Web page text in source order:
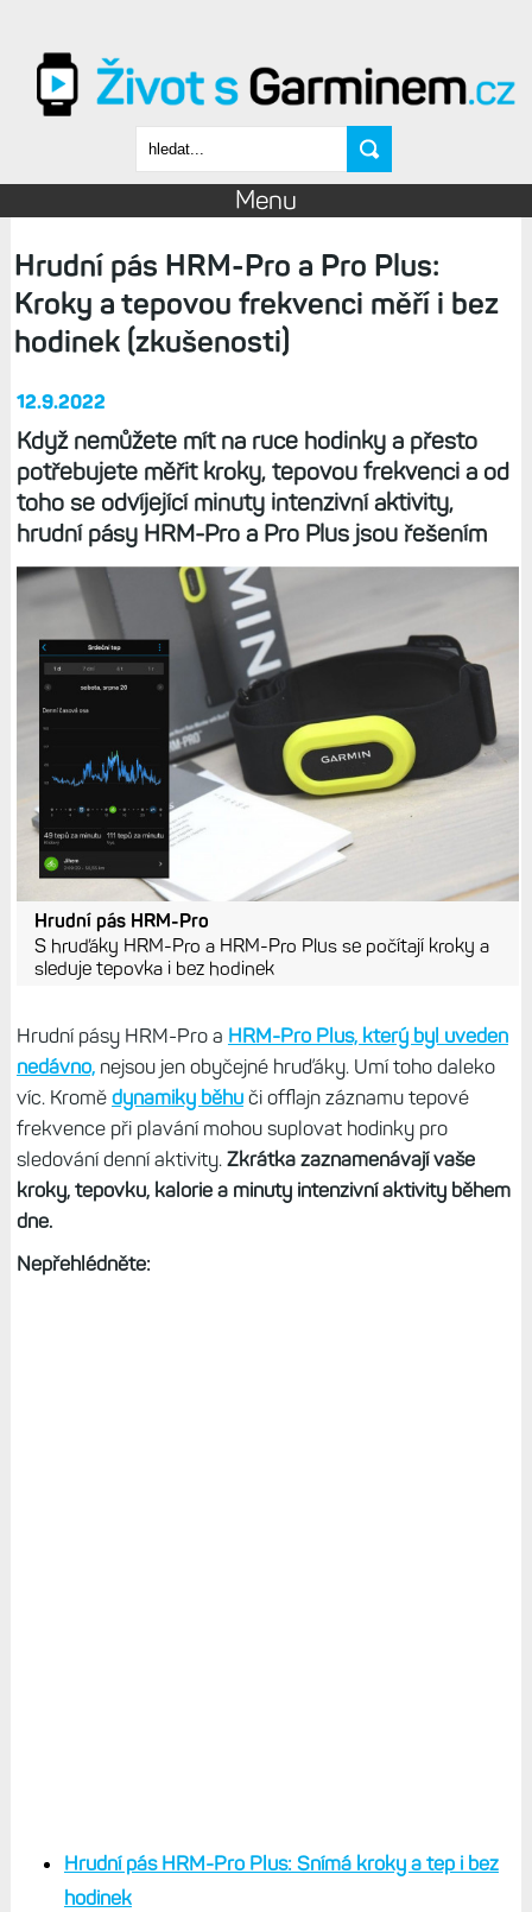
Vyhledávání
Menu
Hrudní pás HRM-Pro a Pro Plus:
Kroky a tepovou frekvenci měří i bez
hodinek (zkušenosti)
12.9.2022
Když nemůžete mít na ruce hodinky a přesto
potřebujete měřit kroky, tepovou frekvenci a od
toho se odvíjející minuty intenzivní aktivity,
hrudní pásy HRM-Pro a Pro Plus jsou řešením
Hrudní pás HRM-Pro
S hruďáky HRM-Pro a HRM-Pro Plus se počítají kroky a
sleduje tepovka i bez hodinek
Hrudní pásy HRM-Pro a HRM-Pro Plus, který byl uveden
nedávno,nejsou jen obyčejné hruďáky. Umí toho daleko
víc. Kromě dynamiky běhuči offlajn záznamu tepové
frekvence při plavání mohou suplovat hodinky pro
sledování denní aktivity. Zkrátka zaznamenávají vaše
kroky, tepovku, kalorie a minuty intenzivní aktivity během
dne.
Nepřehlédněte:
Hrudní pás HRM-Pro Plus: Snímá kroky a tep i bez
hodinek